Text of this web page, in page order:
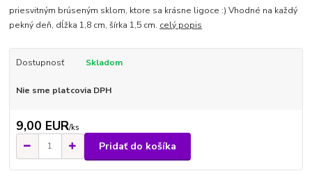
priesvitným brúseným sklom, ktore sa krásne ligoce :) Vhodné na každý
pekný deň, dĺžka 1,8 cm, šírka 1,5 cm. celý popis
Dostupnosť Skladom
Nie sme platcovia DPH
9,00 EUR/ks
Pridať do košíka